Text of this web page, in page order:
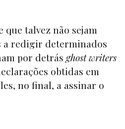
que talvez não sejam
a redigir determinados
por detrás ghost writers
obtidas em
no final, a assinar o